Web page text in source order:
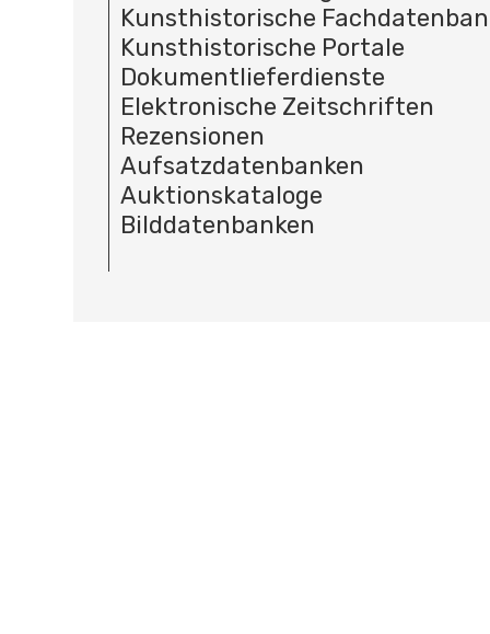
Kunsthistorische
Kunsthistorische Portale
Dokumentlieferdienste
Elektronische Zeitschriften
Rezensionen
Aufsatzdatenbanken
Auktionskataloge
Bilddatenbanken